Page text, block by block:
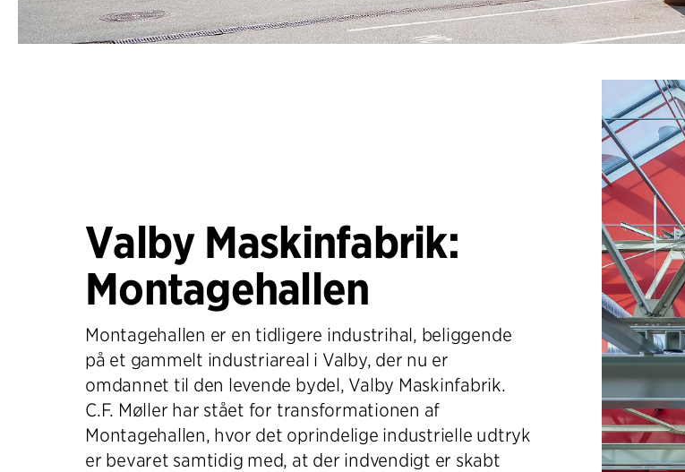
Valby Maskinfabrik:
Montagehallen
Montagehallen er en tidligere industrihal, beliggende
på et gammelt industriareal i Valby, der nu er
omdannet til den levende bydel, Valby Maskinfabrik.
C.F. Møller har stået for transformationen af
Montagehallen, hvor det oprindelige industrielle udtryk
er bevaret samtidig med, at der indvendigt er skabt